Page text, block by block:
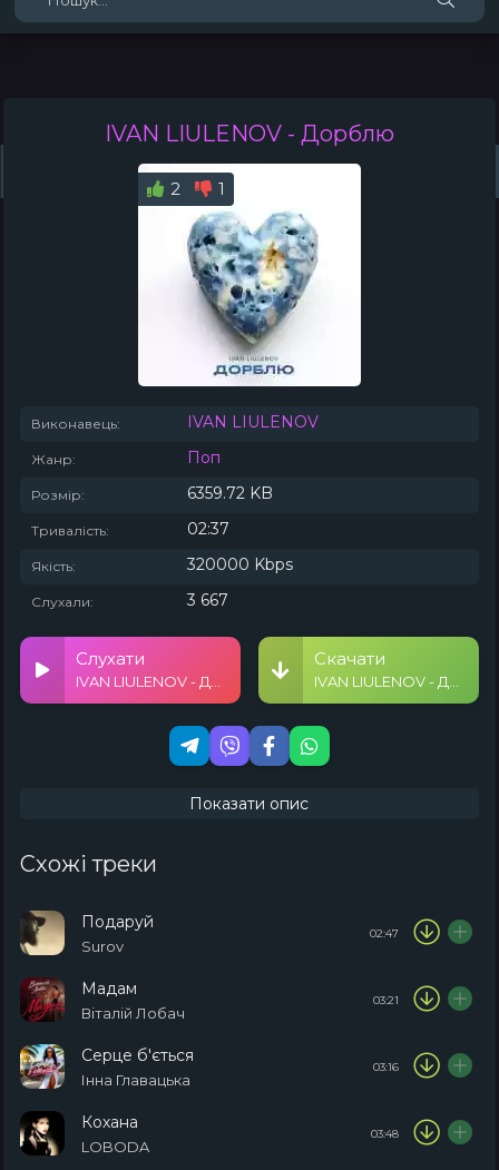
Топ 100
IVAN LIULENOV- Дорблю
2 1
Виконавець: IVAN LIULENOV
Жанр: Поп
Розмір: 6359.72 KB
Тривалість: 02:37
Якість: 320000 Kbps
Слухали: 3 667
Слухати Скачати
Показати опис
Схожі треки
Подаруй
Surov
02:47
Мадам
Віталій Лобач
03:21
Серце б'ється
Інна Главацька
03:16
Кохана
LOBODA
03:48